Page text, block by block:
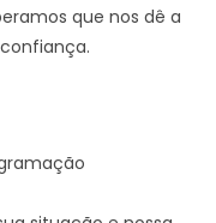
que nos dê a